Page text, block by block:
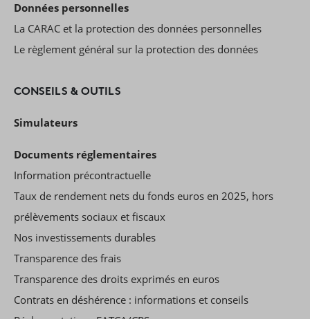
Données personnelles
La CARAC et la protection des données personnelles
Le règlement général sur la protection des données
CONSEILS & OUTILS
Simulateurs
Documents réglementaires
Information précontractuelle
Taux de rendement nets du fonds euros en 2025, hors
prélèvements sociaux et fiscaux
Nos investissements durables
Transparence des frais
Transparence des droits exprimés en euros
Contrats en déshérence : informations et conseils